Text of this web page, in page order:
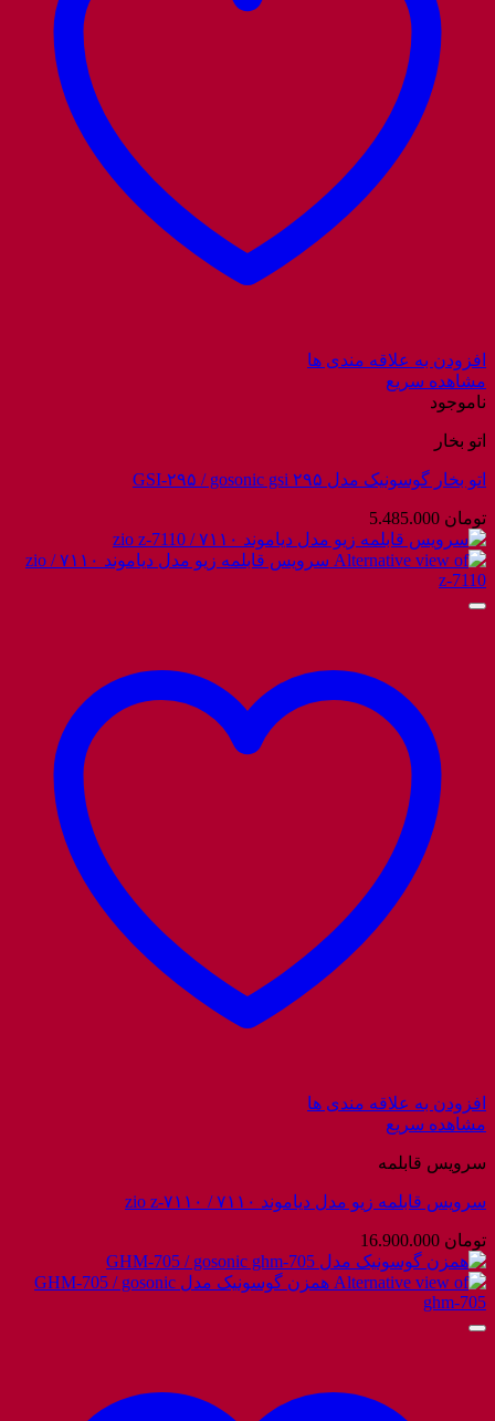
افزودن به علاقه مندی ها
مشاهده سریع
ناموجود
اتو بخار
اتو بخار گوسونیک مدل GSI-۲۹۵ / gosonic gsi ۲۹۵
تومان
افزودن به علاقه مندی ها
مشاهده سریع
سرویس قابلمه
سرویس قابلمه زیو مدل دیاموند ۷۱۱۰ / zio z-۷۱۱۰
تومان